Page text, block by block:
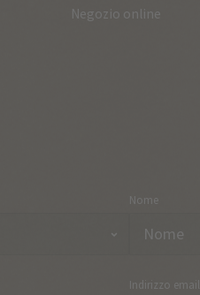
Negozio online
Nome
Indirizzo email